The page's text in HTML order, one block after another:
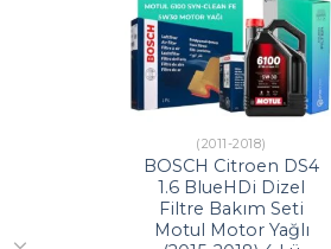
(2011-2018)
BOSCH Citroen DS4
1.6 BlueHDi Dizel
Filtre Bakım Seti
Motul Motor Yağlı